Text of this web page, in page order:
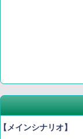
メインシナリオ】